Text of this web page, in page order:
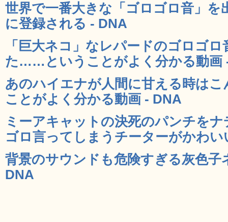
世界で一番大きな「ゴロゴロ音」
に登録される - DNA
「巨大ネコ」なレパードのゴロゴ
た……ということがよく分かる動画
あのハイエナが人間に甘える時は
ことがよく分かる動画 - DNA
ミーアキャットの決死のパンチを
ゴロ言ってしまうチーターがかわい
背景のサウンドも危険すぎる灰色子
DNA